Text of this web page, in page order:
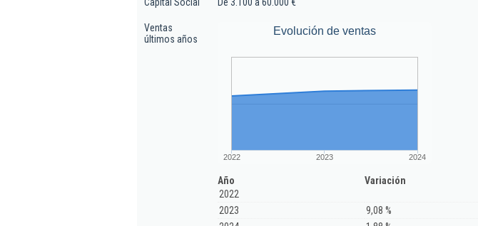
Ventas
últimos años
Evolución de ventas
2022 2023 2024
Año
Variación
2022
2023
9,08 %